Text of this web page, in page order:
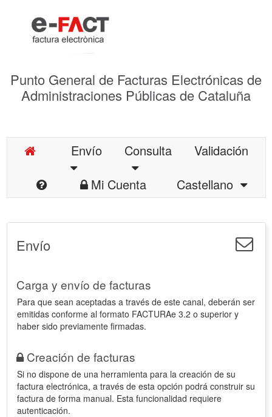
Punto General de Facturas Electrónicas de
Administraciones Públicas de Cataluña
Envío Consulta
Validación
Mi Cuenta
Castellano
Envío
Carga y envío de facturas
Para que sean aceptadas a través de este canal, deberán ser
emitidas conforme al formato FACTURAe 3.2 o superior y
haber sido previamente firmadas.
Creación de facturas
Si no dispone de una herramienta para la creación de su
factura electrónica, a través de esta opción podrá construir su
factura de forma manual. Esta funcionalidad requiere
autenticación.